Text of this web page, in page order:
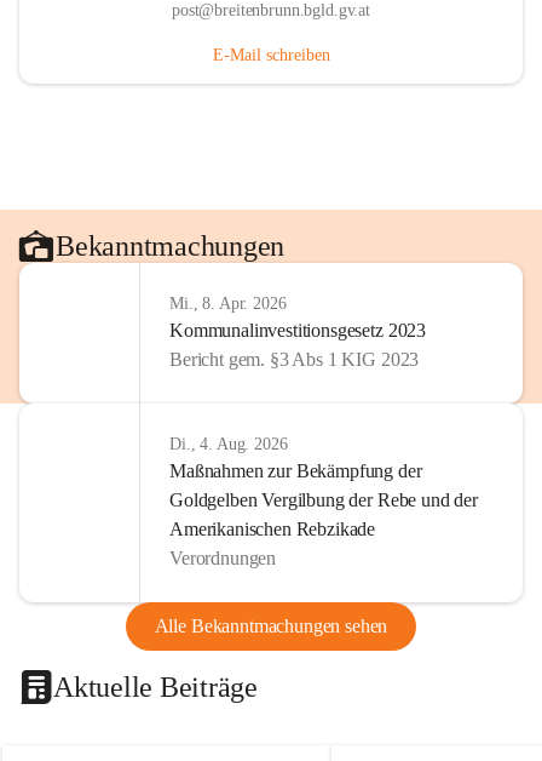
post@breitenbrunn.bgld.gv.at
E-Mail schreiben
Bekanntmachungen
Mi., 8. Apr. 2026
Kommunalinvestitionsgesetz 2023
Bericht gem. §3 Abs 1 KIG 2023
Di., 4. Aug. 2026
Maßnahmen zur Bekämpfung der
Goldgelben Vergilbung der Rebe und der
Amerikanischen Rebzikade
Verordnungen
Alle Bekanntmachungen sehen
Aktuelle Beiträge